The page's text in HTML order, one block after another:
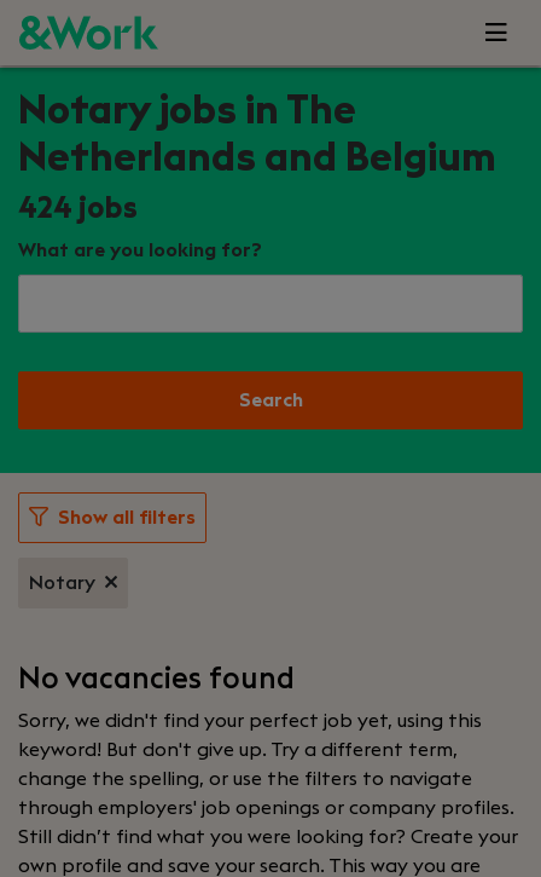
Notary jobs in The
Netherlands and Belgium
424 jobs
What are you looking for?
Search
Show all filters
Notary
No vacancies found
Sorry, we didn't find your perfect job yet, using this
keyword! But don't give up. Try a different term,
change the spelling, or use the filters to navigate
through employers' job openings or company profiles.
Still didn’t find what you were looking for? Create your
own profile and save your search. This way you are